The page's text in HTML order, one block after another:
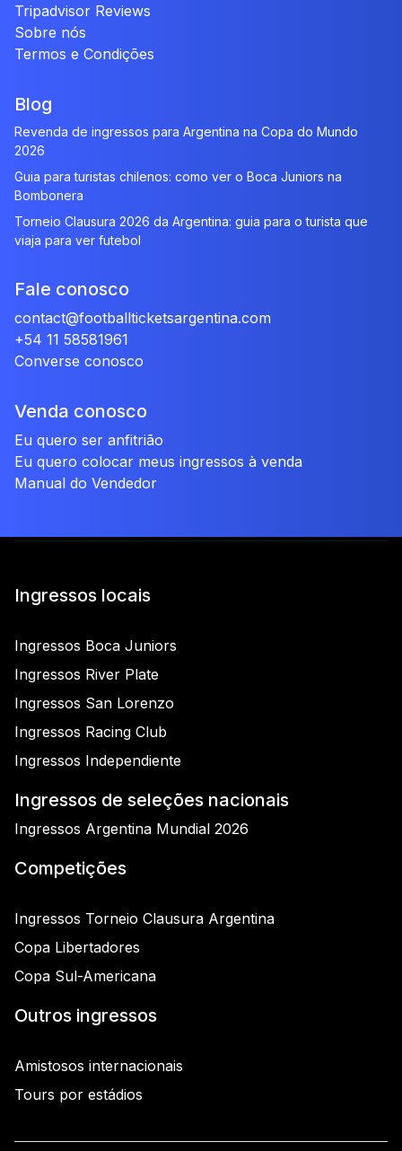
Tripadvisor Reviews
Sobre nós
Termos e Condições
Blog
Revenda de ingressos para Argentina na Copa do Mundo
2026
Guia para turistas chilenos: como ver o Boca Juniors na
Bombonera
Torneio Clausura 2026 da Argentina: guia para o turista que
viaja para ver futebol
Fale conosco
contact@footballticketsargentina.com
+54 11 58581961
Converse conosco
Venda conosco
Eu quero ser anfitrião
Eu quero colocar meus ingressos à venda
Manual do Vendedor
Ingressos locais
Ingressos Boca Juniors
Ingressos River Plate
Ingressos San Lorenzo
Ingressos Racing Club
Ingressos Independiente
Ingressos de seleções nacionais
Ingressos Argentina Mundial 2026
Competições
Ingressos Torneio Clausura Argentina
Copa Libertadores
Copa Sul-Americana
Outros ingressos
Amistosos internacionais
Tours por estádios